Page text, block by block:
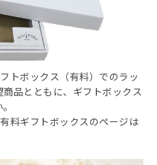
トボックス（有料）でのラッ
品とともに、ギフトボックス
料ギフトボックスのページは